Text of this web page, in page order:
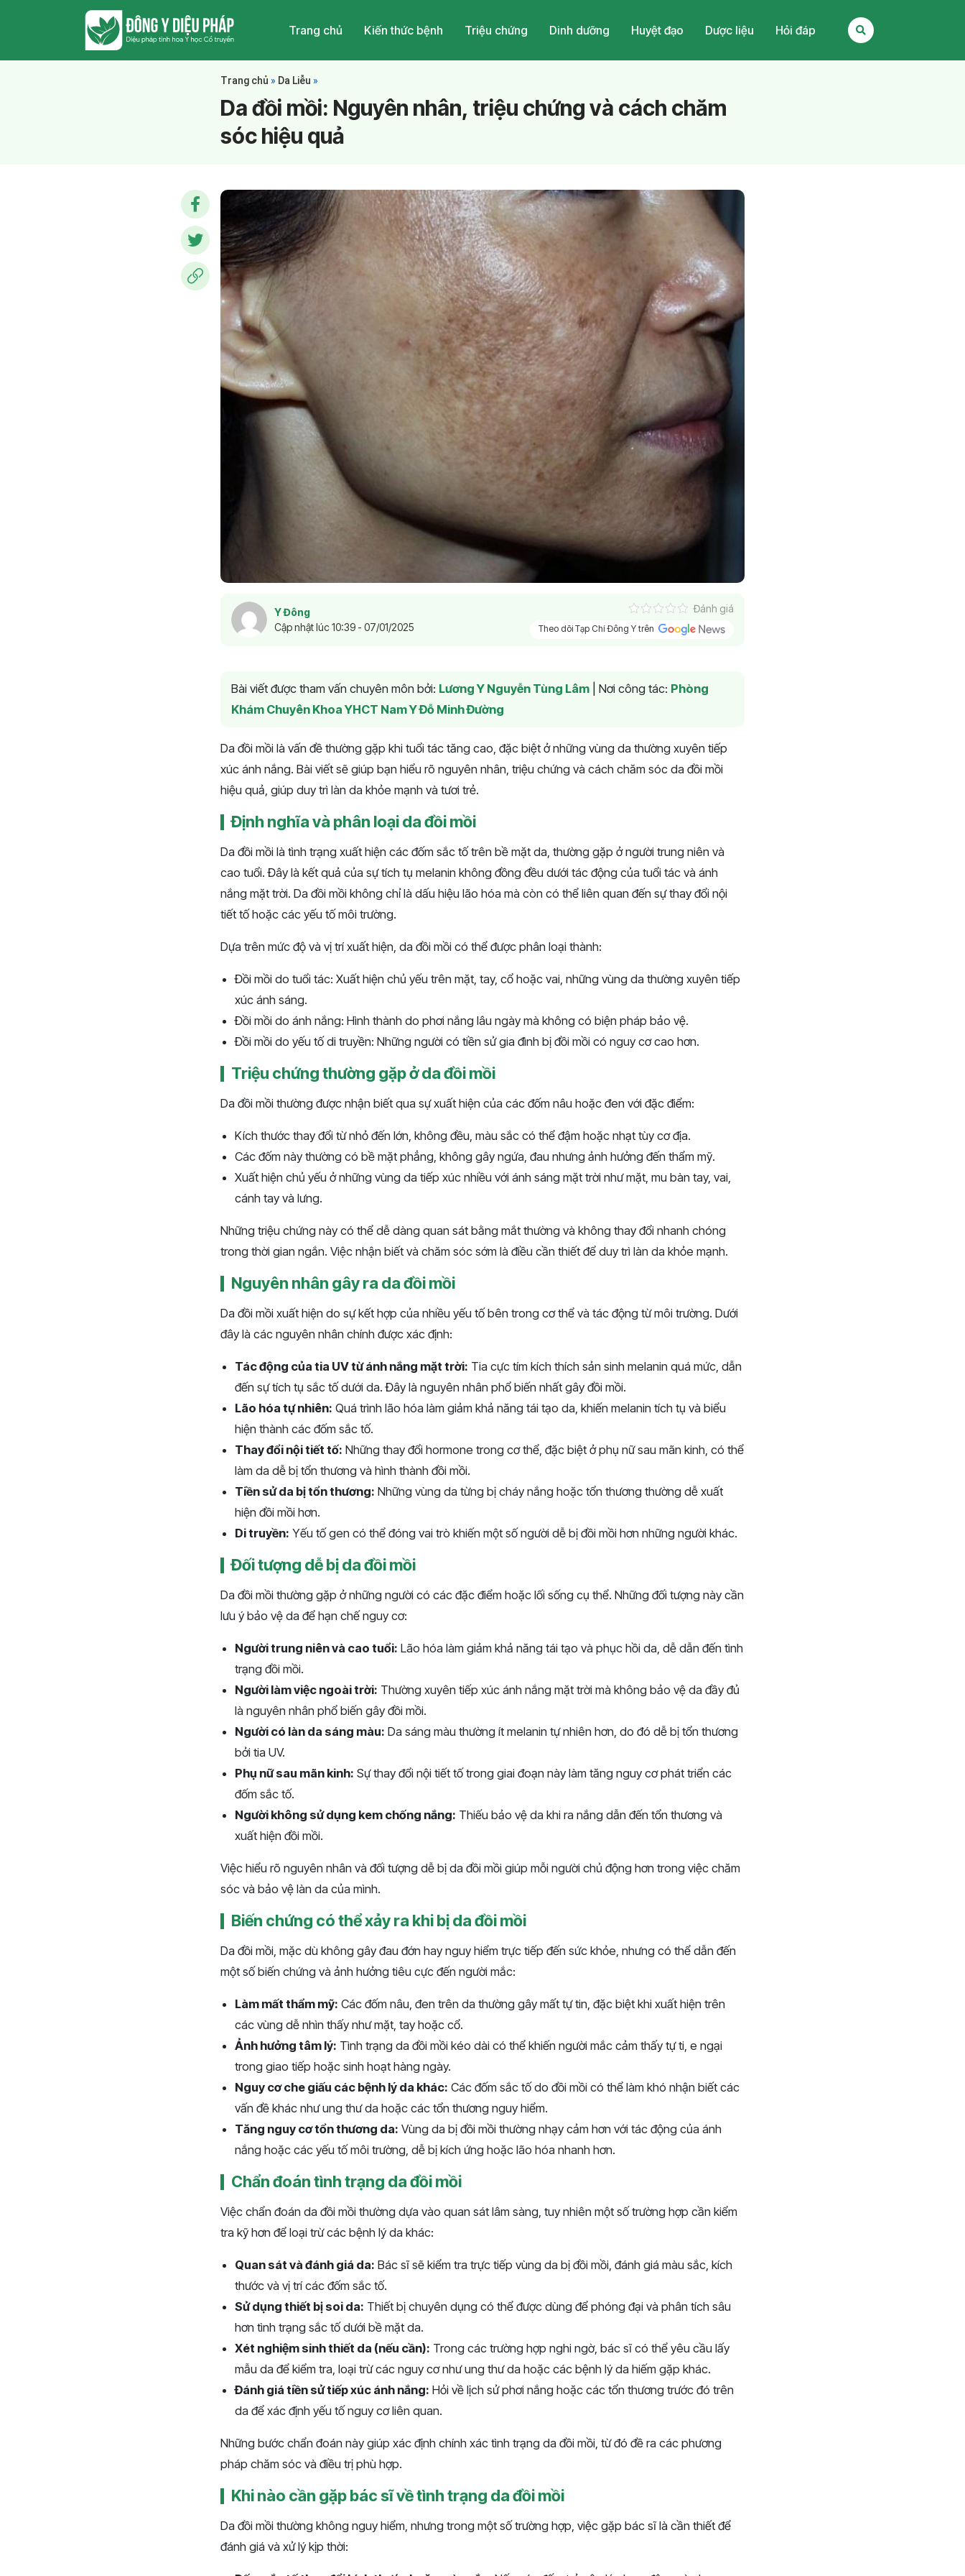
Trang chủ Kiến thức bệnh Triệu chứng Dinh dưỡng Huyệt đạo Dược liệu Hỏi đáp
Trang chủ » Da Liễu »
Da đồi mồi: Nguyên nhân, triệu chứng và cách chăm
sóc hiệu quả
Y Đông
Cập nhật lúc 10:39 - 07/01/2025
Đánh giá
Theo dõi Tạp Chí Đông Y trên
Bài viết được tham vấn chuyên môn bởi: Lương Y Nguyễn Tùng Lâm Nơi công tác: Phòng
Khám Chuyên Khoa YHCT Nam Y Đỗ Minh Đường
Da đồi mồi là vấn đề thường gặp khi tuổi tác tăng cao, đặc biệt ở những vùng da thường xuyên tiếp
xúc ánh nắng. Bài viết sẽ giúp bạn hiểu rõ nguyên nhân, triệu chứng và cách chăm sóc da đồi mồi
hiệu quả, giúp duy trì làn da khỏe mạnh và tươi trẻ.
Định nghĩa và phân loại da đồi mồi
Da đồi mồi là tình trạng xuất hiện các đốm sắc tố trên bề mặt da, thường gặp ở người trung niên và
cao tuổi. Đây là kết quả của sự tích tụ melanin không đồng đều dưới tác động của tuổi tác và ánh
nắng mặt trời. Da đồi mồi không chỉ là dấu hiệu lão hóa mà còn có thể liên quan đến sự thay đổi nội
tiết tố hoặc các yếu tố môi trường.
Dựa trên mức độ và vị trí xuất hiện, da đồi mồi có thể được phân loại thành:
Đồi mồi do tuổi tác: Xuất hiện chủ yếu trên mặt, tay, cổ hoặc vai, những vùng da thường xuyên tiếp
xúc ánh sáng.
Đồi mồi do ánh nắng: Hình thành do phơi nắng lâu ngày mà không có biện pháp bảo vệ.
Đồi mồi do yếu tố di truyền: Những người có tiền sử gia đình bị đồi mồi có nguy cơ cao hơn.
Triệu chứng thường gặp ở da đồi mồi
Da đồi mồi thường được nhận biết qua sự xuất hiện của các đốm nâu hoặc đen với đặc điểm:
Kích thước thay đổi từ nhỏ đến lớn, không đều, màu sắc có thể đậm hoặc nhạt tùy cơ địa.
Các đốm này thường có bề mặt phẳng, không gây ngứa, đau nhưng ảnh hưởng đến thẩm mỹ.
Xuất hiện chủ yếu ở những vùng da tiếp xúc nhiều với ánh sáng mặt trời như mặt, mu bàn tay, vai,
cánh tay và lưng.
Những triệu chứng này có thể dễ dàng quan sát bằng mắt thường và không thay đổi nhanh chóng
trong thời gian ngắn. Việc nhận biết và chăm sóc sớm là điều cần thiết để duy trì làn da khỏe mạnh.
Nguyên nhân gây ra da đồi mồi
Da đồi mồi xuất hiện do sự kết hợp của nhiều yếu tố bên trong cơ thể và tác động từ môi trường. Dưới
đây là các nguyên nhân chính được xác định:
Tác động của tia UV từ ánh nắng mặt trời: Tia cực tím kích thích sản sinh melanin quá mức, dẫn
đến sự tích tụ sắc tố dưới da. Đây là nguyên nhân phổ biến nhất gây đồi mồi.
Lão hóa tự nhiên: Quá trình lão hóa làm giảm khả năng tái tạo da, khiến melanin tích tụ và biểu
hiện thành các đốm sắc tố.
Thay đổi nội tiết tố: Những thay đổi hormone trong cơ thể, đặc biệt ở phụ nữ sau mãn kinh, có thể
làm da dễ bị tổn thương và hình thành đồi mồi.
Tiền sử da bị tổn thương: Những vùng da từng bị cháy nắng hoặc tổn thương thường dễ xuất
hiện đồi mồi hơn.
Di truyền: Yếu tố gen có thể đóng vai trò khiến một số người dễ bị đồi mồi hơn những người khác.
Đối tượng dễ bị da đồi mồi
Da đồi mồi thường gặp ở những người có các đặc điểm hoặc lối sống cụ thể. Những đối tượng này cần
lưu ý bảo vệ da để hạn chế nguy cơ:
Người trung niên và cao tuổi: Lão hóa làm giảm khả năng tái tạo và phục hồi da, dễ dẫn đến tình
trạng đồi mồi.
Người làm việc ngoài trời: Thường xuyên tiếp xúc ánh nắng mặt trời mà không bảo vệ da đầy đủ
là nguyên nhân phổ biến gây đồi mồi.
Người có làn da sáng màu: Da sáng màu thường ít melanin tự nhiên hơn, do đó dễ bị tổn thương
bởi tia UV.
Phụ nữ sau mãn kinh: Sự thay đổi nội tiết tố trong giai đoạn này làm tăng nguy cơ phát triển các
đốm sắc tố.
Người không sử dụng kem chống nắng: Thiếu bảo vệ da khi ra nắng dẫn đến tổn thương và
xuất hiện đồi mồi.
Việc hiểu rõ nguyên nhân và đối tượng dễ bị da đồi mồi giúp mỗi người chủ động hơn trong việc chăm
sóc và bảo vệ làn da của mình.
Biến chứng có thể xảy ra khi bị da đồi mồi
Da đồi mồi, mặc dù không gây đau đớn hay nguy hiểm trực tiếp đến sức khỏe, nhưng có thể dẫn đến
một số biến chứng và ảnh hưởng tiêu cực đến người mắc:
Làm mất thẩm mỹ: Các đốm nâu, đen trên da thường gây mất tự tin, đặc biệt khi xuất hiện trên
các vùng dễ nhìn thấy như mặt, tay hoặc cổ.
Ảnh hưởng tâm lý: Tình trạng da đồi mồi kéo dài có thể khiến người mắc cảm thấy tự ti, e ngại
trong giao tiếp hoặc sinh hoạt hàng ngày.
Nguy cơ che giấu các bệnh lý da khác: Các đốm sắc tố do đồi mồi có thể làm khó nhận biết các
vấn đề khác như ung thư da hoặc các tổn thương nguy hiểm.
Tăng nguy cơ tổn thương da: Vùng da bị đồi mồi thường nhạy cảm hơn với tác động của ánh
nắng hoặc các yếu tố môi trường, dễ bị kích ứng hoặc lão hóa nhanh hơn.
Chẩn đoán tình trạng da đồi mồi
Việc chẩn đoán da đồi mồi thường dựa vào quan sát lâm sàng, tuy nhiên một số trường hợp cần kiểm
tra kỹ hơn để loại trừ các bệnh lý da khác:
Quan sát và đánh giá da: Bác sĩ sẽ kiểm tra trực tiếp vùng da bị đồi mồi, đánh giá màu sắc, kích
thước và vị trí các đốm sắc tố.
Sử dụng thiết bị soi da: Thiết bị chuyên dụng có thể được dùng để phóng đại và phân tích sâu
hơn tình trạng sắc tố dưới bề mặt da.
Xét nghiệm sinh thiết da (nếu cần): Trong các trường hợp nghi ngờ, bác sĩ có thể yêu cầu lấy
mẫu da để kiểm tra, loại trừ các nguy cơ như ung thư da hoặc các bệnh lý da hiếm gặp khác.
Đánh giá tiền sử tiếp xúc ánh nắng: Hỏi về lịch sử phơi nắng hoặc các tổn thương trước đó trên
da để xác định yếu tố nguy cơ liên quan.
Những bước chẩn đoán này giúp xác định chính xác tình trạng da đồi mồi, từ đó đề ra các phương
pháp chăm sóc và điều trị phù hợp.
Khi nào cần gặp bác sĩ về tình trạng da đồi mồi
Da đồi mồi thường không nguy hiểm, nhưng trong một số trường hợp, việc gặp bác sĩ là cần thiết để
đánh giá và xử lý kịp thời: